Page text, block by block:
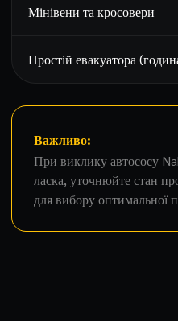
Мінівени та кросовери
Простій евакуатора
Важливо:
При виклику автососу
ласка, уточнюйте стан
для вибору оптимальної